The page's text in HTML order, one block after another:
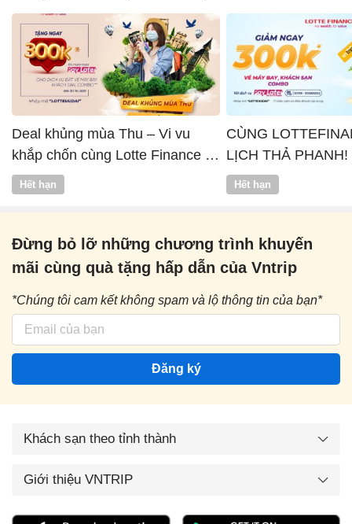
Deal khủng mùa Thu – Vi vu
khắp chốn cùng Lotte Finance x
Vntrip
Hết hạn
CÙNG
LỊCH THẢ PHANH!
Hết hạn
Đừng bỏ lỡ những chương trình khuyến
mãi cùng quà tặng hấp dẫn của Vntrip
*Chúng tôi cam kết không spam và lộ thông tin của bạn*
Đăng ký
Khách sạn theo tỉnh thành
Giới thiệu VNTRIP